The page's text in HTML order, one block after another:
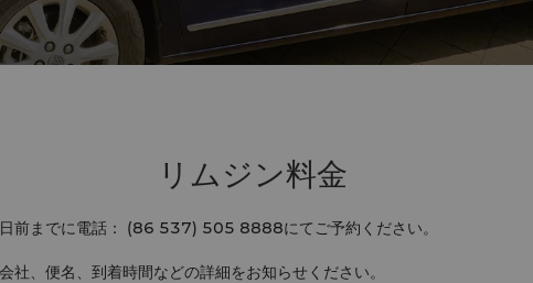
リムジン料金
前までに電話： (86 537) 505 8888にてご予約ください。
、便名、到着時間などの詳細をお知らせください。